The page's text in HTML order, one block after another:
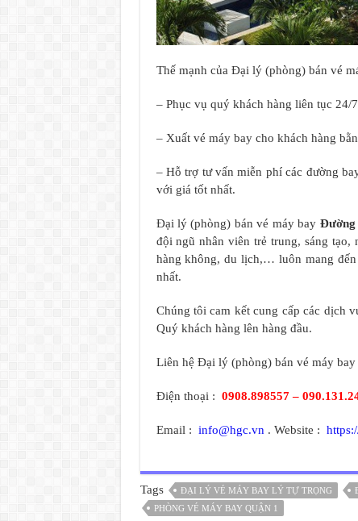
Thế mạnh của Đại lý (phòng) bán vé
– Phục vụ quý khách hàng liên tục 24/
– Xuất vé máy bay cho khách hàng
– Hỗ trợ tư vấn miễn phí các đường
với giá tốt nhất.
Đại lý (phòng) bán vé máy bay Đường
đội ngũ nhân viên trẻ trung, sáng
hàng không, du lịch,… luôn mang
nhất.
Chúng tôi cam kết cung cấp các dịch
Quý khách hàng lên hàng đầu.
Liên hệ Đại lý (phòng) bán vé máy bay
Điện thoại : 0908.898557 –
Email : info@hgc.vn . Website :
Tags ĐẠI LÝ VÉ MÁY BAY LÝ TỰ TRỌNG
PHÒNG VÉ MÁY BAY QUẬN 1